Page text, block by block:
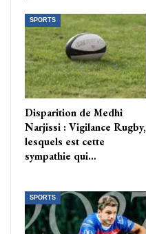
SPORTS
Disparition de Medhi
Narjissi : Vigilance Rugby,
lesquels est cette
sympathie qui…
SPORTS